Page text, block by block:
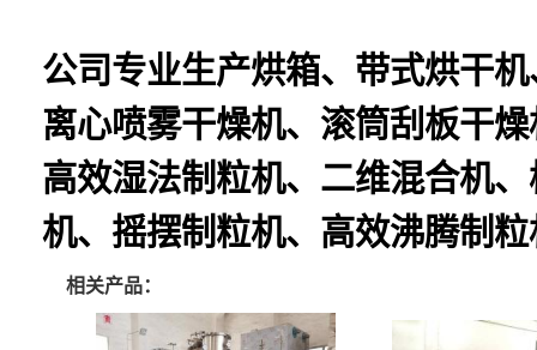
公司专业生产烘箱、带式烘干
离心喷雾干燥机、滚筒刮板干
高效湿法制粒机、二维混合机
机、摇摆制粒机、高效沸腾制
相关产品：